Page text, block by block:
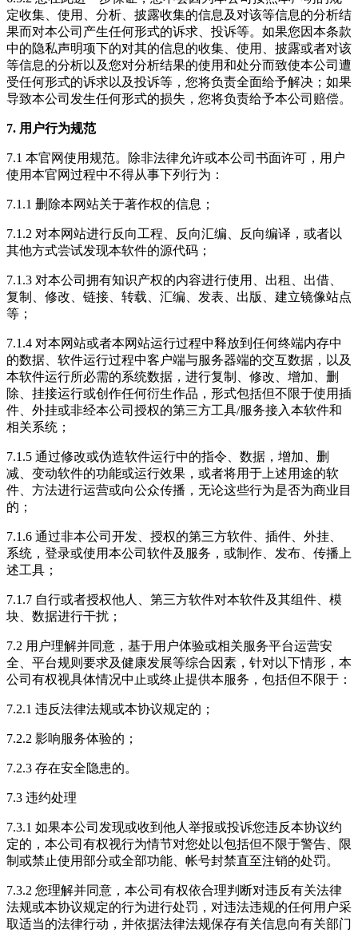
定收集、使用、分析、披露收集的信息及对该等信息的分析结
果而对本公司产生任何形式的诉求、投诉等。如果您因本条款
中的隐私声明项下的对其的信息的收集、使用、披露或者对该
等信息的分析以及您对分析结果的使用和处分而致使本公司遭
受任何形式的诉求以及投诉等，您将负责全面给予解决；如果
导致本公司发生任何形式的损失，您将负责给予本公司赔偿。
7. 用户行为规范
7.1 本官网使用规范。除非法律允许或本公司书面许可，用户
使用本官网过程中不得从事下列行为：
7.1.1 删除本网站关于著作权的信息；
7.1.2 对本网站进行反向工程、反向汇编、反向编译，或者以
其他方式尝试发现本软件的源代码；
7.1.3 对本公司拥有知识产权的内容进行使用、出租、出借、
复制、修改、链接、转载、汇编、发表、出版、建立镜像站点
等；
7.1.4 对本网站或者本网站运行过程中释放到任何终端内存中
的数据、软件运行过程中客户端与服务器端的交互数据，以及
本软件运行所必需的系统数据，进行复制、修改、增加、删
除、挂接运行或创作任何衍生作品，形式包括但不限于使用插
件、外挂或非经本公司授权的第三方工具/服务接入本软件和
相关系统；
7.1.5 通过修改或伪造软件运行中的指令、数据，增加、删
减、变动软件的功能或运行效果，或者将用于上述用途的软
件、方法进行运营或向公众传播，无论这些行为是否为商业目
的；
7.1.6 通过非本公司开发、授权的第三方软件、插件、外挂、
系统，登录或使用本公司软件及服务，或制作、发布、传播上
述工具；
7.1.7 自行或者授权他人、第三方软件对本软件及其组件、模
块、数据进行干扰；
7.2 用户理解并同意，基于用户体验或相关服务平台运营安
全、平台规则要求及健康发展等综合因素，针对以下情形，本
公司有权视具体情况中止或终止提供本服务，包括但不限于：
7.2.1 违反法律法规或本协议规定的；
7.2.2 影响服务体验的；
7.2.3 存在安全隐患的。
7.3 违约处理
7.3.1 如果本公司发现或收到他人举报或投诉您违反本协议约
定的，本公司有权视行为情节对您处以包括但不限于警告、限
制或禁止使用部分或全部功能、帐号封禁直至注销的处罚。
7.3.2 您理解并同意，本公司有权依合理判断对违反有关法律
法规或本协议规定的行为进行处罚，对违法违规的任何用户采
取适当的法律行动，并依据法律法规保存有关信息向有关部门